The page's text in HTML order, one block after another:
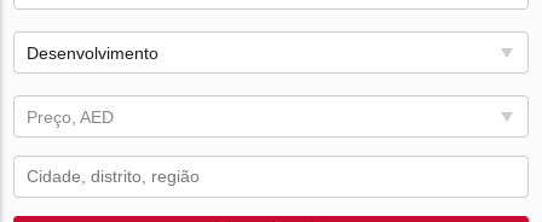
Desenvolvimento
Preço, AED